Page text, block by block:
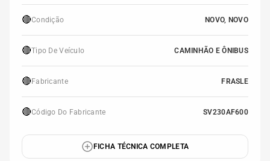
🔴Condição NOVO, NOVO
🔴Tipo De Veículo CAMINHÃO E ÔNIBUS
🔴 Fabricante FRASLE
🔴Código Do Fabricante SV230AF600
FICHA TÉCNICA COMPLETA